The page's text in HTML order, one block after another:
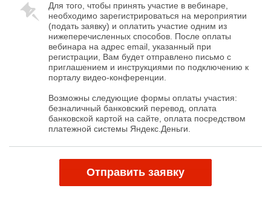
Для того, чтобы принять участие в вебинаре,
необходимо зарегистрироваться на мероприятии
(подать заявку) и оплатить участие одним из
нижеперечисленных способов. После оплаты
вебинара на адрес email, указанный при
регистрации, Вам будет отправлено письмо с
приглашением и инструкциями по подключению к
порталу видео-конференции.
Возможны следующие формы оплаты участия:
безналичный банковский перевод, оплата
банковской картой на сайте, оплата посредством
платежной системы Яндекс.Деньги.
Отправить заявку